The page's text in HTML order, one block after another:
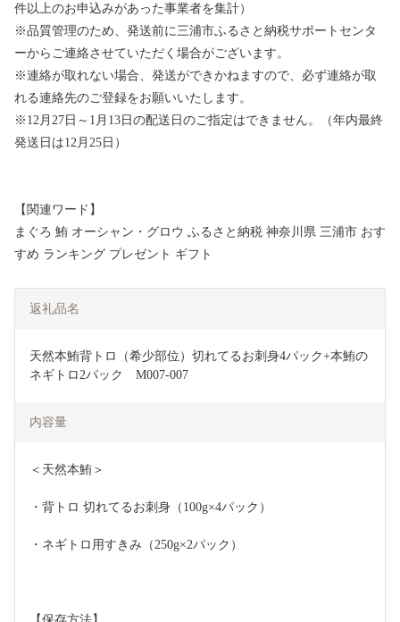
件以上のお申込みがあった事業者を集計）
※品質管理のため、発送前に三浦市ふるさと納税サポートセンタ
ーからご連絡させていただく場合がございます。
※連絡が取れない場合、発送ができかねますので、必ず連絡が取
れる連絡先のご登録をお願いいたします。
※12月27日～1月13日の配送日のご指定はできません。（年内最終
発送日は12月25日）
【関連ワード】
まぐろ 鮪 オーシャン・グロウ ふるさと納税 神奈川県 三浦市 おす
すめ ランキング プレゼント ギフト
返礼品名
天然本鮪背トロ（希少部位）切れてるお刺身4パック+本鮪の
ネギトロ2パック　M007-007
内容量
＜天然本鮪＞
・背トロ 切れてるお刺身（100g×4パック）
・ネギトロ用すきみ（250g×2パック）